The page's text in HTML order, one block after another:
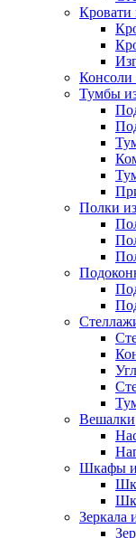
Кровати
Консоли
Тумбы
Полки
Вешалки
Шкафы
Зеркала